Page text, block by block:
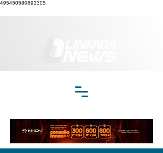
495450580893305